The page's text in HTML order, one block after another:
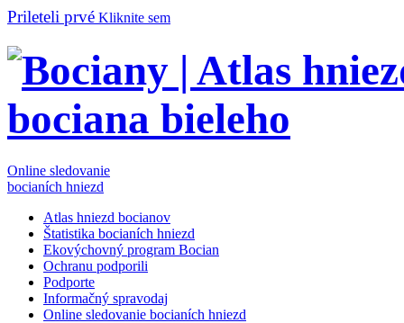
Prileteli prvé Kliknite sem
Online sledovanie
bocianích hniezd
Atlas hniezd bocianov
Štatistika bocianích hniezd
Ekovýchovný program Bocian
Ochranu podporili
Podporte
Informačný spravodaj
Online sledovanie bocianích hniezd